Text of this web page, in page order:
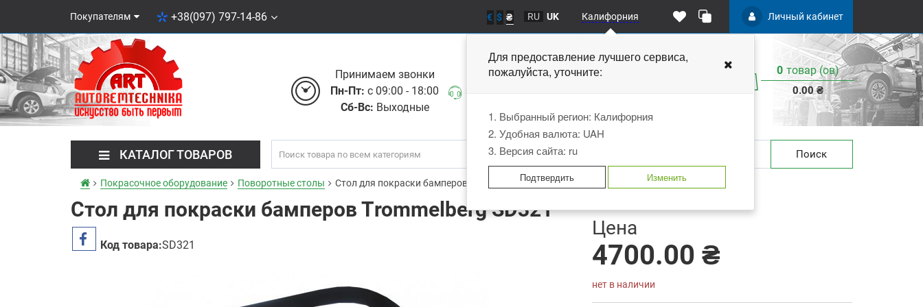
Покупателям +38(097) 797-14-86 € $ ₴ RU UK Калифорния
Для предоставление лучшегосервиса,
пожалуйста, уточните:
1. Выбранный регион: Калифорния
2. Удобная валюта: UAH
3. Версия сайта: ru
Подтвердить Изменить
Личный кабинет
Принимаем звонки
Пн-Пт: с 09:00 - 18:00
Сб-Вс: Выходные
Заказать звонок
0 товар (ов)
0.00 ₴
КАТАЛОГ ТОВАРОВ Поиск
Покрасочное оборудование Поворотные столы Стол для покраски бамперов Тrommelberg SD321
Стол для покраски бамперов Тrommelberg SD321
Код товара:SD321
Цена
4700.00 ₴
нет в наличии